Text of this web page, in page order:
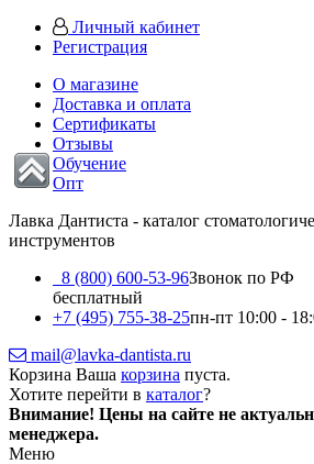
Личный кабинет
Регистрация
О магазине
Доставка и оплата
Сертификаты
Отзывы
Обучение
Опт
Лавка Дантиста - каталог
инструментов
8 (800) 600-53-96Звонок по РФ
бесплатный
+7 (495) 755-38-25пн-пт 10:00 -
mail@lavka-dantista.ru
Корзина Ваша корзина пуста.
Хотите перейти в каталог?
Внимание! Цены на сайте не
менеджера.
Меню